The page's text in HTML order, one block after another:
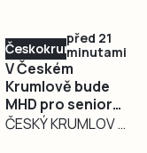
Českokrumlovsko
před 21
minutami
V Českém
Krumlově bude
MHD pro seniory
nad 70 let znovu
ČESKÝ KRUMLOV –